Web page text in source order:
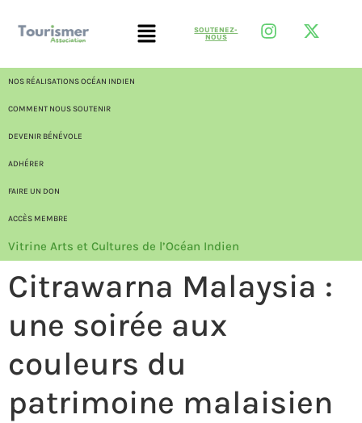
SOUTENEZ-
NOUS
NOS RÉALISATIONS OCÉAN INDIEN
COMMENT NOUS SOUTENIR
DEVENIR BÉNÉVOLE
ADHÉRER
FAIRE UN DON
ACCÈS MEMBRE
Vitrine Arts et Cultures de l’Océan Indien
Citrawarna Malaysia :
une soirée aux
couleurs du
patrimoine malaisien